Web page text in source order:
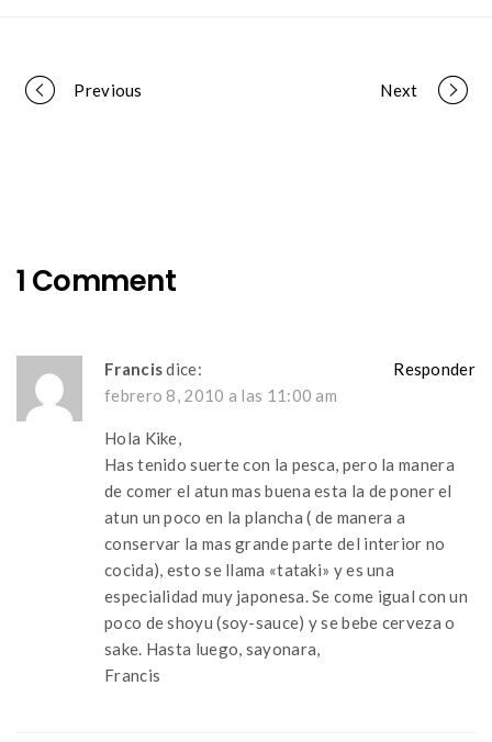
Portfolio
Previous Next
1 Comment
Francisdice:
febrero 8, 2010 a las 11:00 am
Hola Kike,
Has tenido suerte con la pesca, pero la manera
de comer el atun mas buena esta la de poner el
atun un poco en la plancha ( de manera a
conservar la mas grande parte del interior no
cocida), esto se llama «tataki» y es una
especialidad muy japonesa. Se come igual con un
poco de shoyu (soy-sauce) y se bebe cerveza o
sake. Hasta luego, sayonara,
Francis
Responder